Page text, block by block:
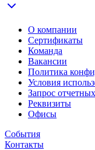
О компании
Сертификаты
Команда
Вакансии
Политика
Условия
Запрос
Реквизиты
Офисы
События
Контакты